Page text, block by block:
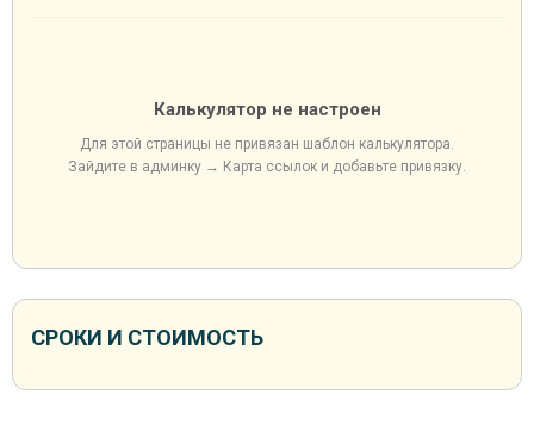
Калькулятор не настроен
Для этой страницы не привязан шаблон калькулятора.
Зайдите в админку → Карта ссылок и добавьте привязку.
СРОКИ И СТОИМОСТЬ